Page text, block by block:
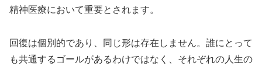
精神医療において重要とされます。
回復は個別的であり、同じ形は存在しません。誰にとって
も共通するゴールがあるわけではなく、それぞれの人生の